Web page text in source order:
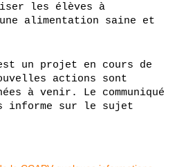
les élèves à
alimentation saine et
est un projet en cours de
actions sont
à venir. Le communiqué
informe sur le sujet